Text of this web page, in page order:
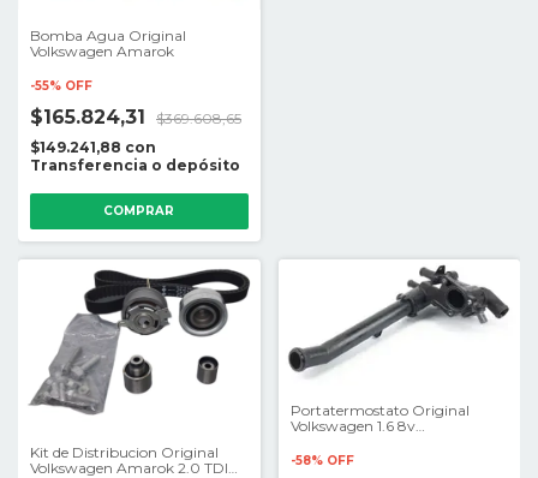
Bomba Agua Original
Volkswagen Amarok
-55% OFF
$165.824,31
$369.608,65
$149.241,88 con
Transferencia o depósito
Kit de Distribucion Original
Volkswagen Amarok 2.0 TDI
Portatermostato Original
Volkswagen 1.6 8v
Trend/Voyage/Saveiro
-58% OFF